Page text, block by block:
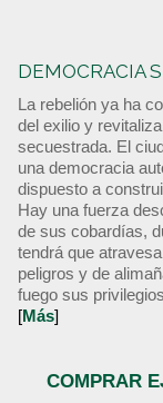
DEMOCRACIA
La rebelión ya ha
del exilio y
secuestrada. El
una democracia
dispuesto a
Hay una fuerza
de sus cobardías,
tendrá que
peligros y de
fuego sus
[Más]
COMPRAR